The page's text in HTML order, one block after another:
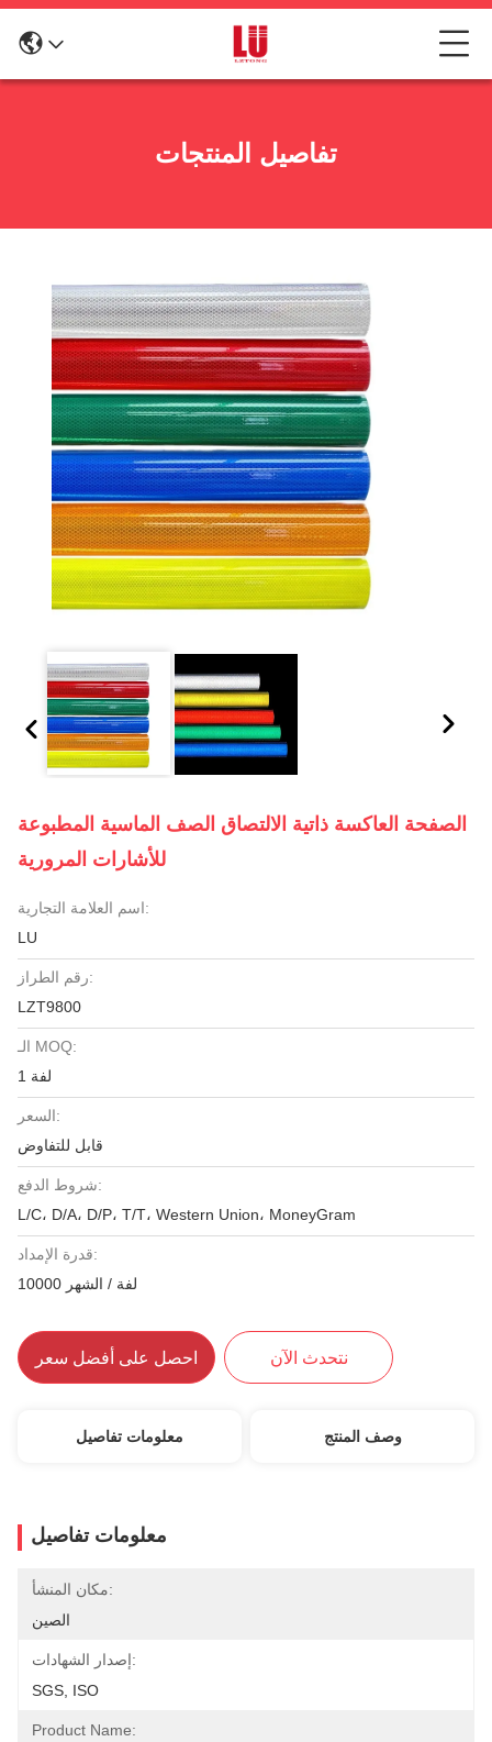
تفاصيل المنتجات
الصفحة العاكسة ذاتية الالتصاق الصف الماسية المطبوعة
للأشارات المرورية
اسم العلامة التجارية:
LU
رقم الطراز:
LZT9800
الـ MOQ:
1 لفة
السعر:
قابل للتفاوض
شروط الدفع:
L/C، D/A، D/P، T/T، Western Union، MoneyGram
قدرة الإمداد:
10000 لفة / الشهر
احصل على أفضل سعر نتحدث الآن
معلومات تفاصيل وصف المنتج
معلومات تفاصيل
مكان المنشأ:
الصين
إصدار الشهادات:
SGS, ISO
Product Name: